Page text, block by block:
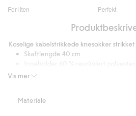
For liten Perfekt
av
30
stemmer
Vis mer
Koselige kabelstrikkede knesokker
Skaftlengde 40 cm
Artikkelnummer
Materiale